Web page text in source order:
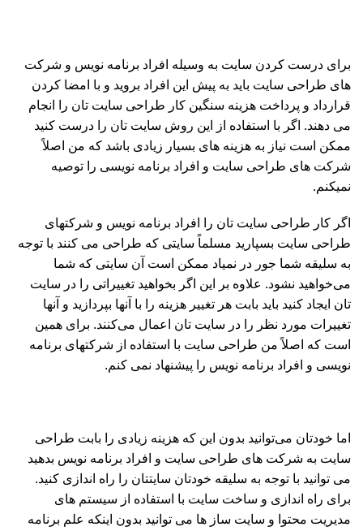
برای درست کردن سایت به وسیله افراد برنامه نویس و شرکت
های طراحی سایت باید به پیش این افراد بروید و با امضا کردن
قرارداد و پرداخت هزینه سنگین کار طراحی سایت تان را انجام
می دهند. اگر با استفاده از این روش سایت تان را درست کنید
ممکن است نیاز به هزینه های بسیار زیادی باشد که من اصلاً
شرکت های طراحی سایت و افراد برنامه نویسی را توصیه
نمیکنم.
اگر کار طراحی سایت تان را افراد برنامه نویس و شرکتهای
طراحی سایت بسپارید مسلماً سایتی که طراحی می کنند با توجه
به سلیقه شما جور در نمیاد ممکن است آن سایتی که شما
می‌خواهید نشود. علاوه بر این اگر بخواهید تغییراتی را در سایت
تان ایجاد کنید باید بابت هر تغییر هزینه را با آنها بپردازید و آنها
تغییرات مورد نظر را در سایت تان اعمال می‌کنند. برای همین
است که اصلاً من طراحی سایت با استفاده از شرکتهای برنامه
نویسی و افراد برنامه نویس را پیشنهاد نمی کنم.
اما خودتان می‌توانید بدون این که هزینه زیادی را بابت طراحی
سایت به شرکت های طراحی سایت و افراد برنامه نویس بدهید
می توانید با توجه به سلیقه خودتان سایتتان را راه اندازی کنید.
برای راه اندازی و ساخت سایت با استفاده از سیستم های
مدیریت محتوا و سایت ساز ها می توانید بدون اینکه علم برنامه